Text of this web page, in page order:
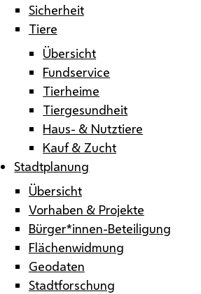
Sicherheit
Tiere
Übersicht
Fundservice
Tierheime
Tiergesundheit
Haus- & Nutztiere
Kauf & Zucht
Stadtplanung
Übersicht
Vorhaben & Projekte
Bürger*innen-Beteiligung
Flächenwidmung
Geodaten
Stadtforschung